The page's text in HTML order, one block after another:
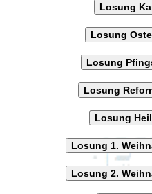
Losung
Losung
Losung
Losung
Losung
Losung 1.
Losung 2.